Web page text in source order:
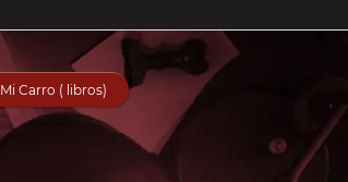
Mi Carro ( libros)